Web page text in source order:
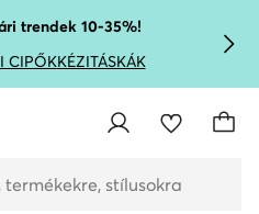
trendek 10-35%!
CIPŐKKÉZITÁSKÁK
stílusokra